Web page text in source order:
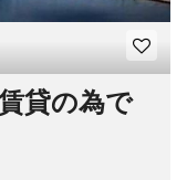
貸の為で